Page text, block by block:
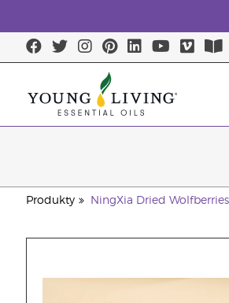
Produkty NingXia Dried Wolfberries